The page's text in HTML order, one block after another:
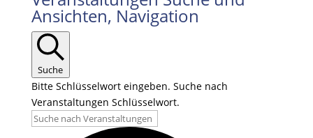
Ansichten, Navigation
Suche
Bitte Schlüsselwort eingeben. Suche nach
Veranstaltungen Schlüsselwort.